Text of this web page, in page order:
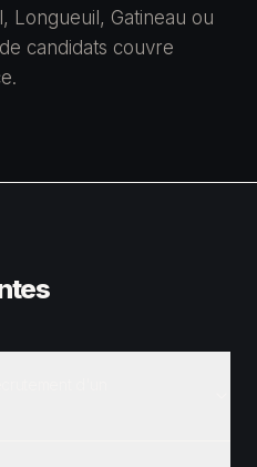
Longueuil, Gatineau ou
candidats couvre